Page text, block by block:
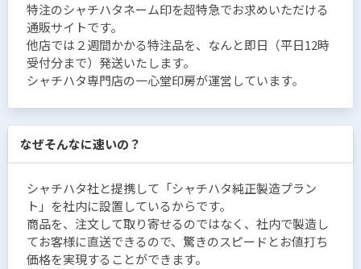
特注のシャチハタネーム印を超特急でお求めいただける
通販サイトです。
他店では２週間かかる特注品を、なんと即日（平日12時
受付分まで）発送いたします。
シャチハタ専門店の一心堂印房が運営しています。
なぜそんなに速いの？
シャチハタ社と提携して「シャチハタ純正製造プラン
ト」を社内に設置しているからです。
商品を、注文して取り寄せるのではなく、社内で製造し
てお客様に直送できるので、驚きのスピードとお値打ち
価格を実現することができます。